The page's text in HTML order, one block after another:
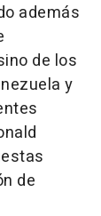
además
de los
y
de